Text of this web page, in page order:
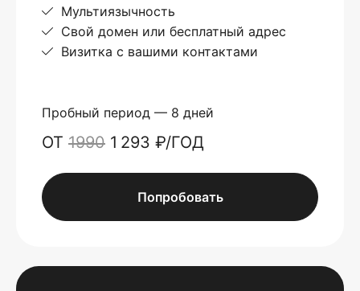
Мультиязычность
Свой домен или бесплатный адрес
Визитка с вашими контактами
Пробный период — 8 дней
ОТ 1990 1 293 ₽/ГОД
Попробовать